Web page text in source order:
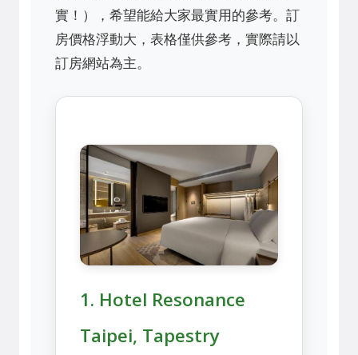
實！），希望能給大家最實用的參考。訂
房價格浮動大，表格僅供參考，實際請以
訂房網站為主。
1. Hotel Resonance
Taipei, Tapestry